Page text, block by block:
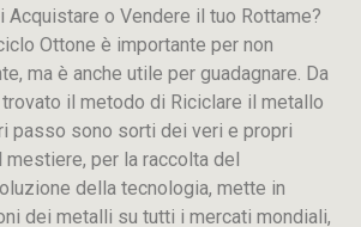
Acquistare o Vendere il tuo Rottame?
Ottone è importante per non
ma è anche utile per guadagnare. Da
trovato il metodo di Riciclare il metallo
passo sono sorti dei veri e propri
per la raccolta del
della tecnologia, mette in
dei metalli su tutti i mercati mondiali,